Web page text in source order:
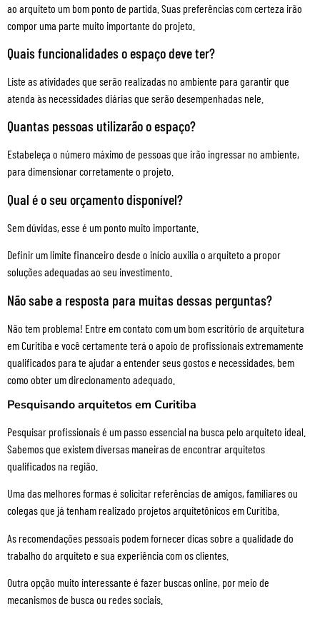
ao arquiteto um bom ponto de partida. Suas preferências com certeza irão
compor uma parte muito importante do projeto.
Quais funcionalidades o espaço deve ter?
Liste as atividades que serão realizadas no ambiente para garantir que
atenda às necessidades diárias que serão desempenhadas nele.
Quantas pessoas utilizarão o espaço?
Estabeleça o número máximo de pessoas que irão ingressar no ambiente,
para dimensionar corretamente o projeto.
Qual é o seu orçamento disponível?
Sem dúvidas, esse é um ponto muito importante.
Definir um limite financeiro desde o início auxilia o arquiteto a propor
soluções adequadas ao seu investimento.
Não sabe a resposta para muitas dessas perguntas?
Não tem problema! Entre em contato com um bom escritório de arquitetura
em Curitiba e você certamente terá o apoio de profissionais extremamente
qualificados para te ajudar a entender seus gostos e necessidades, bem
como obter um direcionamento adequado.
Pesquisando arquitetos em Curitiba
Pesquisar profissionais é um passo essencial na busca pelo arquiteto ideal.
Sabemos que existem diversas maneiras de encontrar arquitetos
qualificados na região.
Uma das melhores formas é solicitar referências de amigos, familiares ou
colegas que já tenham realizado projetos arquitetônicos em Curitiba.
As recomendações pessoais podem fornecer dicas sobre a qualidade do
trabalho do arquiteto e sua experiência com os clientes.
Outra opção muito interessante é fazer buscas online, por meio de
mecanismos de busca ou redes sociais.